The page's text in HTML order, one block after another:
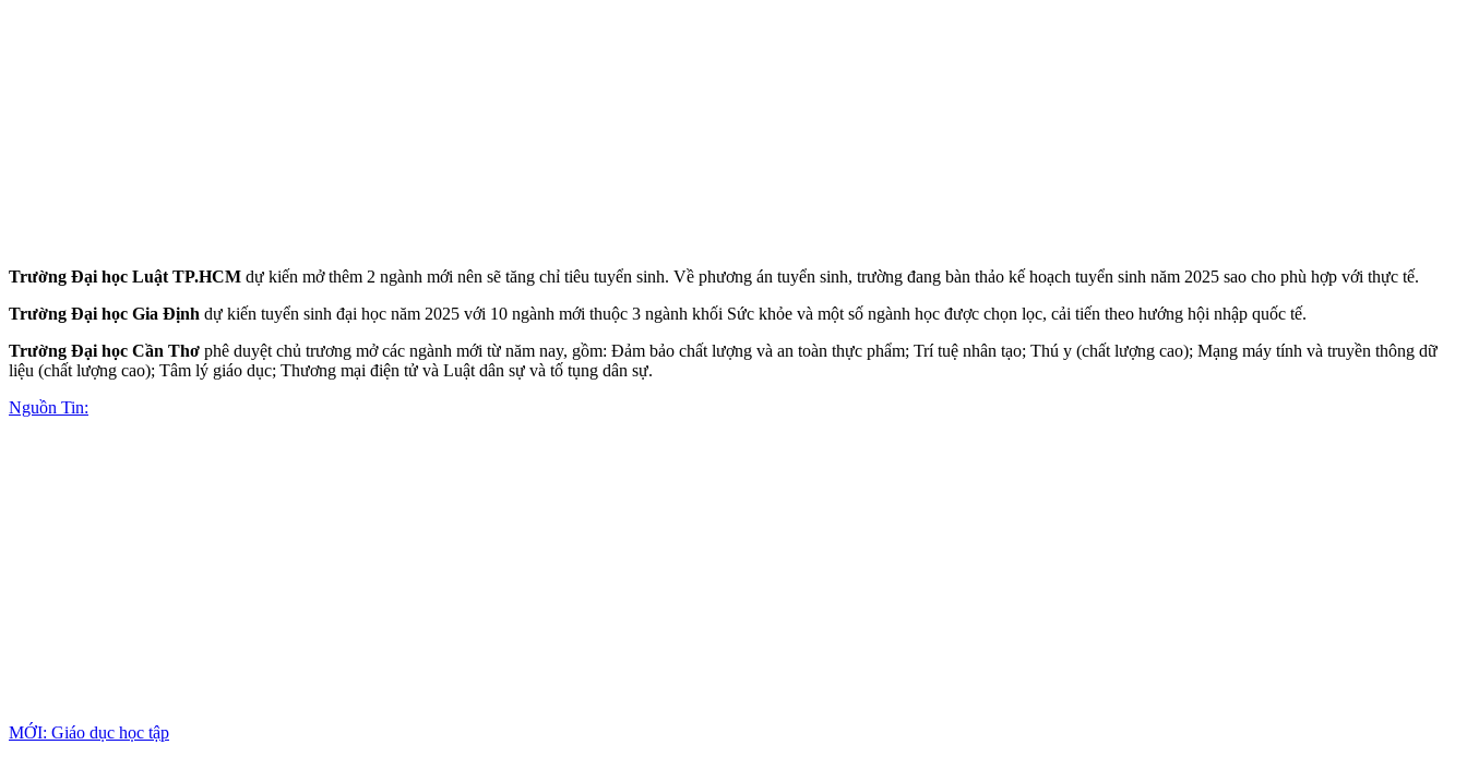
Trường Đại học Luật TP.HCM dự kiến mở thêm 2 ngành mới nên sẽ tăng chỉ tiêu tuyển sinh. Về phương án tuyển sinh, trường đang bàn thảo kế hoạch tuyển sinh năm 2025 sao cho phù hợp với thực tế.
Trường Đại học Gia Định dự kiến tuyển sinh đại học năm 2025 với 10 ngành mới thuộc 3 ngành khối Sức khỏe và một số ngành học được chọn lọc, cải tiến theo hướng hội nhập quốc tế.
Trường Đại học Cần Thơ phê duyệt chủ trương mở các ngành mới từ năm nay, gồm: Đảm bảo chất lượng và an toàn thực phẩm; Trí tuệ nhân tạo; Thú y (chất lượng cao); Mạng máy tính và truyền thông dữ
liệu (chất lượng cao); Tâm lý giáo dục; Thương mại điện tử và Luật dân sự và tố tụng dân sự.
Nguồn Tin:
MỚI: Giáo dục học tập